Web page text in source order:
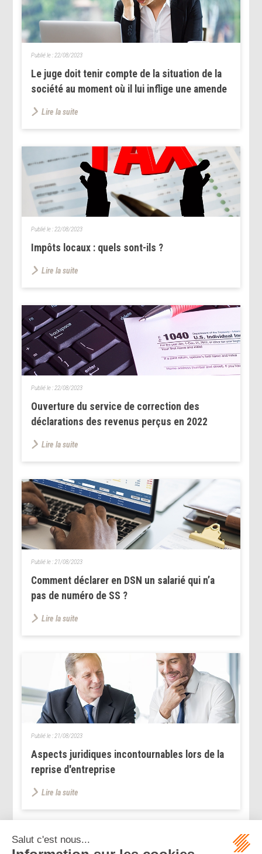
Le juge doit tenir compte de la situation de la
société au moment où il lui inflige une amende
Publié le : 22/08/2023
Lire la suite
Impôts locaux : quels sont-ils ?
Publié le : 22/08/2023
Lire la suite
Ouverture du service de correction des
déclarations des revenus perçus en 2022
Publié le : 22/08/2023
Lire la suite
Comment déclarer en DSN un salarié qui n’a
pas de numéro de SS ?
Publié le : 21/08/2023
Lire la suite
Aspects juridiques incontournables lors de la
reprise d'entreprise
Publié le : 21/08/2023
Lire la suite
<< < ... 191